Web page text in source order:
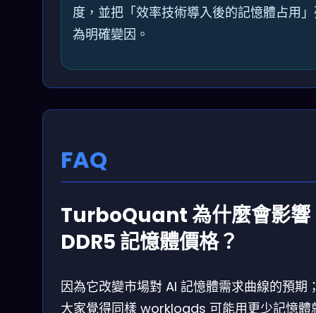
度，並把「效率技術導入後的記憶體占用
為明確變因。
FAQ
TurboQuant 為什麼會影響
DDR5 記憶體價格？
因為它改變市場對 AI 記憶體需求曲線的預期
大家覺得同樣 workloads 可能用更少記憶體